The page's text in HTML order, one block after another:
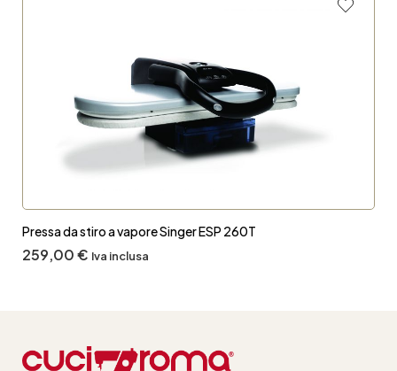
Pressa da stiro a vapore Singer ESP 260T
259,00€ Iva inclusa